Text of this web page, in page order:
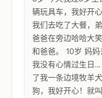
辆玩具车，我好开
我们去吃了大餐，
爸爸在旁边哈哈大
和爸爸。 10岁 妈妈
我没有心情过生日
了我一条边境牧羊
狗，我好开心！就